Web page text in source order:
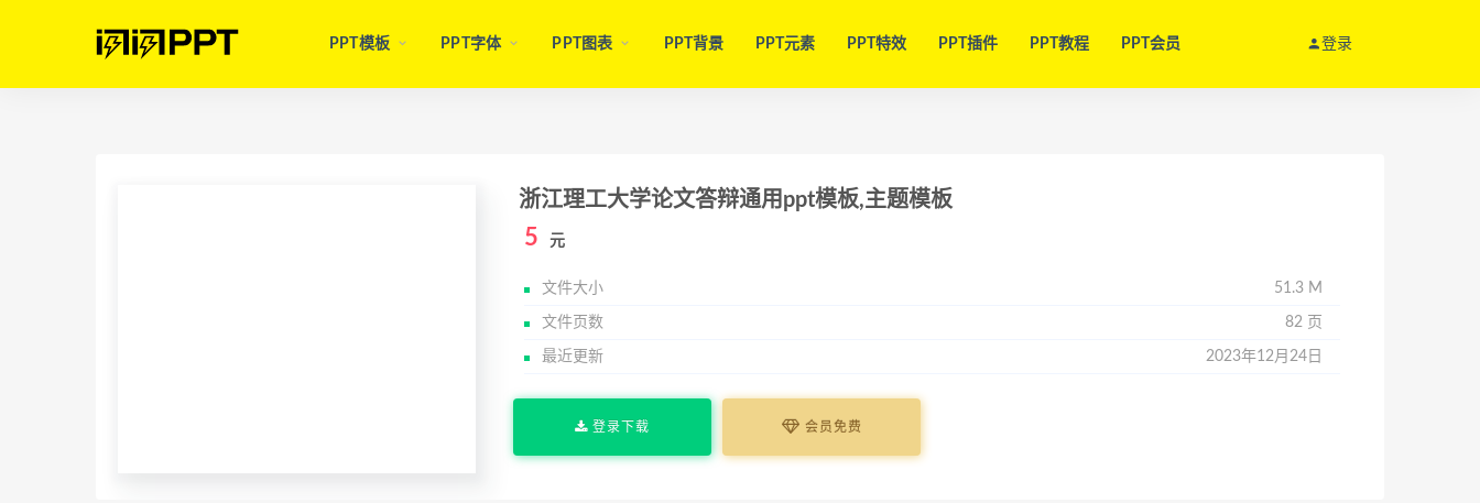
PPT模板 PPT字体 PPT图表 PPT背景 PPT元素 PPT特效 PPT插件 PPT教程 PPT会员 登录
浙江理工大学论文答辩通用ppt模板,主题模板
5 元
文件大小 51.3 M
文件页数 82 页
最近更新 2023年12月24日
登录下载 会员免费